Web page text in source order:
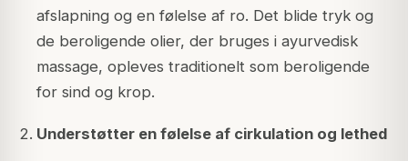
afslapning og en følelse af ro. Det blide tryk og
de beroligende olier, der bruges i ayurvedisk
massage, opleves traditionelt som beroligende
for sind og krop.
Understøtter en følelse af cirkulation og lethed